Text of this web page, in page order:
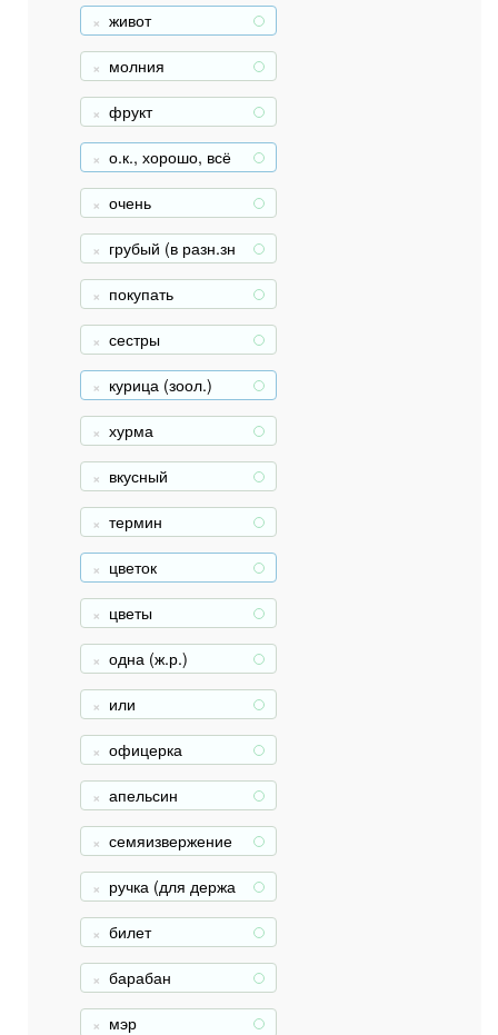
живот +
молния +
фрукт +
о.к., хорошо, всё
в порядке
+
очень +
грубый (в разн.зн
ач.)
+
покупать +
сестры +
курица (зоол.) +
хурма +
вкусный +
термин +
цветок +
цветы +
одна (ж.р.) +
или +
офицерка +
апельсин +
семяизвержение +
ручка (для держа
ния)
+
билет +
барабан +
мэр +